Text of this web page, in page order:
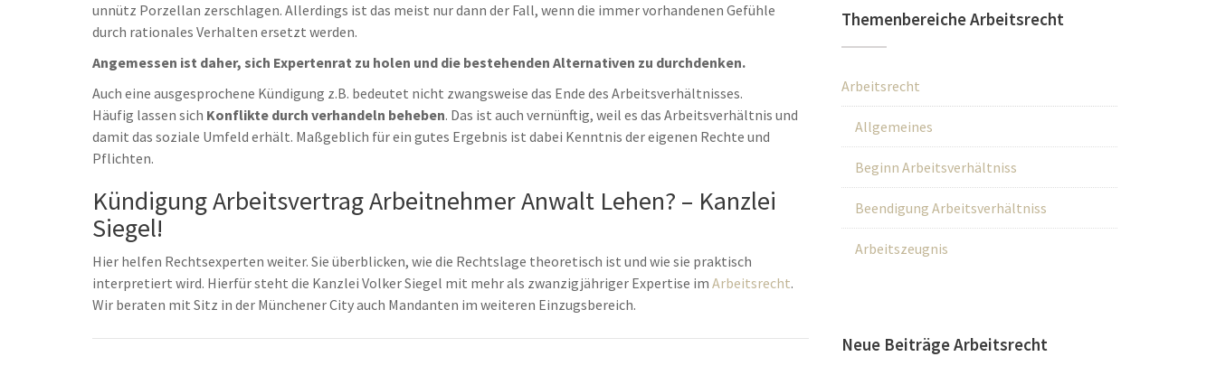
unnütz Porzellan zerschlagen. Allerdings ist das meist nur dann der Fall, wenn die immer vorhandenen Gefühle
durch rationales Verhalten ersetzt werden.
Angemessen ist daher, sich Expertenrat zu holen und die bestehenden Alternativen zu durchdenken.
Auch eine ausgesprochene Kündigung z.B. bedeutet nicht zwangsweise das Ende des Arbeitsverhältnisses.
Häufig lassen sich Konflikte durch verhandeln beheben. Das ist auch vernünftig, weil es das Arbeitsverhältnis und
damit das soziale Umfeld erhält. Maßgeblich für ein gutes Ergebnis ist dabei Kenntnis der eigenen Rechte und
Pflichten.
Kündigung Arbeitsvertrag Arbeitnehmer Anwalt Lehen? – Kanzlei
Siegel!
Hier helfen Rechtsexperten weiter. Sie überblicken, wie die Rechtslage theoretisch ist und wie sie praktisch
interpretiert wird. Hierfür steht die Kanzlei Volker Siegel mit mehr als zwanzigjähriger Expertise im Arbeitsrecht.
Wir beraten mit Sitz in der Münchener City auch Mandanten im weiteren Einzugsbereich.
Themenbereiche Arbeitsrecht
Arbeitsrecht
Allgemeines
Beginn Arbeitsverhältniss
Beendigung Arbeitsverhältniss
Arbeitszeugnis
Neue Beiträge Arbeitsrecht